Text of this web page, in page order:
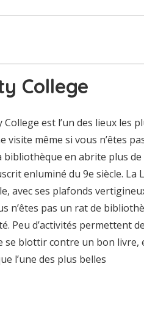
College
est l’un des lieux les
même si vous n’êtes
en abrite plus de
enluminé du 9e siècle. La
avec ses plafonds
n’êtes pas un rat de
Peu d’activités permettent de
se blottir contre un bon livre,
l’une des plus belles